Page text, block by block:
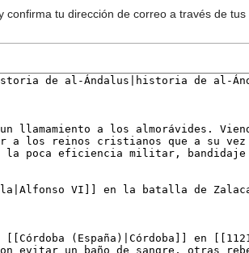
confirma tu dirección de correo a través de tus